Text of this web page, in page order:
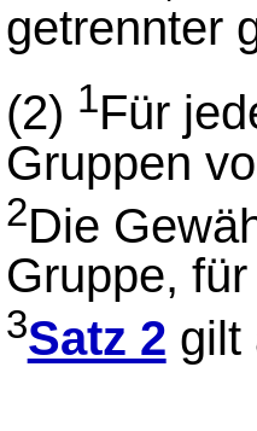
getrennter
(2) 1Für
Gruppen
2Die
Gruppe,
3Satz 2 gilt